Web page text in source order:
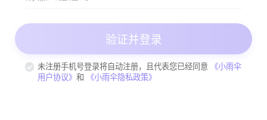
验证并登录
未注册手机号登录将自动注册，且代表您已经同意
《小雨伞
用户协议》 和 《小雨伞隐私政策》